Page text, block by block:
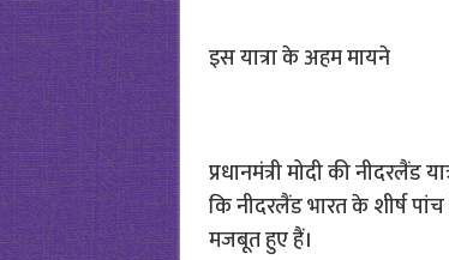
इस यात्रा के अहम मायने
प्रधानमंत्री मोदी की नीदरलैंड
कि नीदरलैंड भारत के शीर्ष
मजबूत हुए हैं।